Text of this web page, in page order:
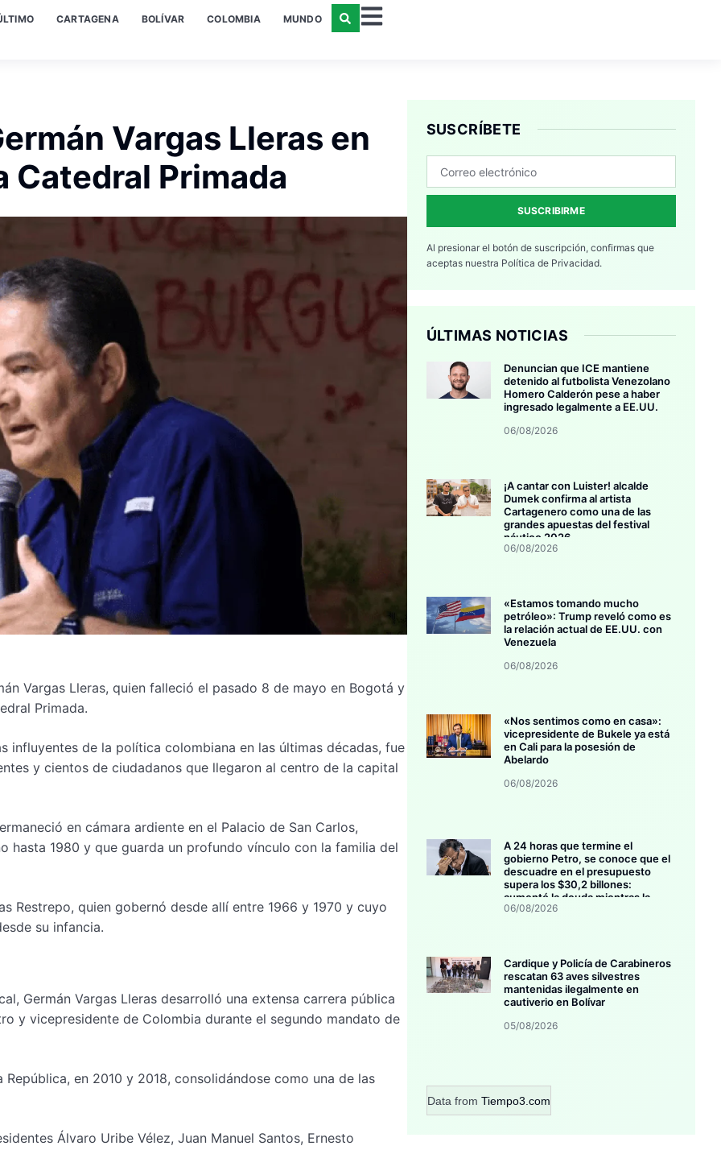
CARTAGENA BOLÍVAR COLOMBIA MUNDO
Vargas Lleras en
Catedral Primada
Vargas Lleras, quien falleció el pasado 8 de mayo en Bogotá y
Primada.
influyentes de la política colombiana en las últimas décadas, fue
y cientos de ciudadanos que llegaron al centro de la capital
en cámara ardiente en el Palacio de San Carlos,
1980 y que guarda un profundo vínculo con la familia del
Restrepo, quien gobernó desde allí entre 1966 y 1970 y cuyo
su infancia.
Germán Vargas Lleras desarrolló una extensa carrera pública
y vicepresidente de Colombia durante el segundo mandato de
en 2010 y 2018, consolidándose como una de las
Álvaro Uribe Vélez, Juan Manuel Santos, Ernesto
SUSCRÍBETE
SUSCRIBIRME
Al presionar el botón de suscripción, confirmas que
aceptas nuestra Política de Privacidad.
ÚLTIMAS NOTICIAS
Denuncian que ICE mantiene
detenido al futbolista Venezolano
Homero Calderón pese a haber
ingresado legalmente a EE.UU.
06/08/2026
¡A cantar con Luister! alcalde
Dumek confirma al artista
Cartagenero como una de las
grandes apuestas del festival
náutico 2026
06/08/2026
«Estamos tomando mucho
petróleo»: Trump reveló como es
la relación actual de EE.UU. con
Venezuela
06/08/2026
«Nos sentimos como en casa»:
vicepresidente de Bukele ya está
en Cali para la posesión de
Abelardo
06/08/2026
A 24 horas que termine el
gobierno Petro, se conoce que el
descuadre en el presupuesto
supera los $30,2 billones:
aumentó la deuda mientras la
inversión se estanca
06/08/2026
Cardique y Policía de Carabineros
rescatan 63 aves silvestres
mantenidas ilegalmente en
cautiverio en Bolívar
05/08/2026
Data from Tiempo3.com